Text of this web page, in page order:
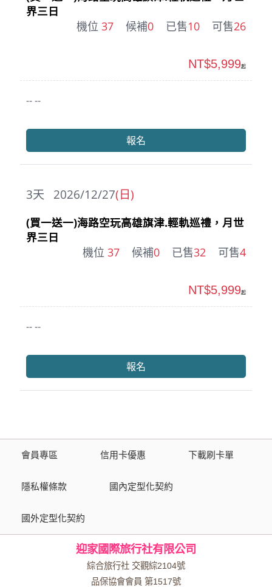
界三日
機位 37 候補0 已售10 可售26
-- --
NT$5,999起
報名
2026/12/27(日)
3天
(買一送一)海路空玩高雄旗津.輕軌巡禮，月世
界三日
機位 37 候補0 已售32 可售4
-- --
NT$5,999起
報名
會員專區 信用卡優惠 下載刷卡單
隱私權條款 國內定型化契約
國外定型化契約
迎家國際旅行社有限公司
綜合旅行社 交觀綜2104號
品保協會會員 第1517號